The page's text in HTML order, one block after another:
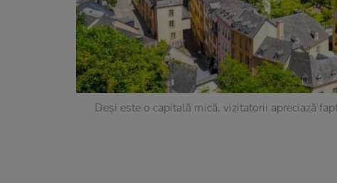
Deși este o capitală mică, vizitatorii apreciază